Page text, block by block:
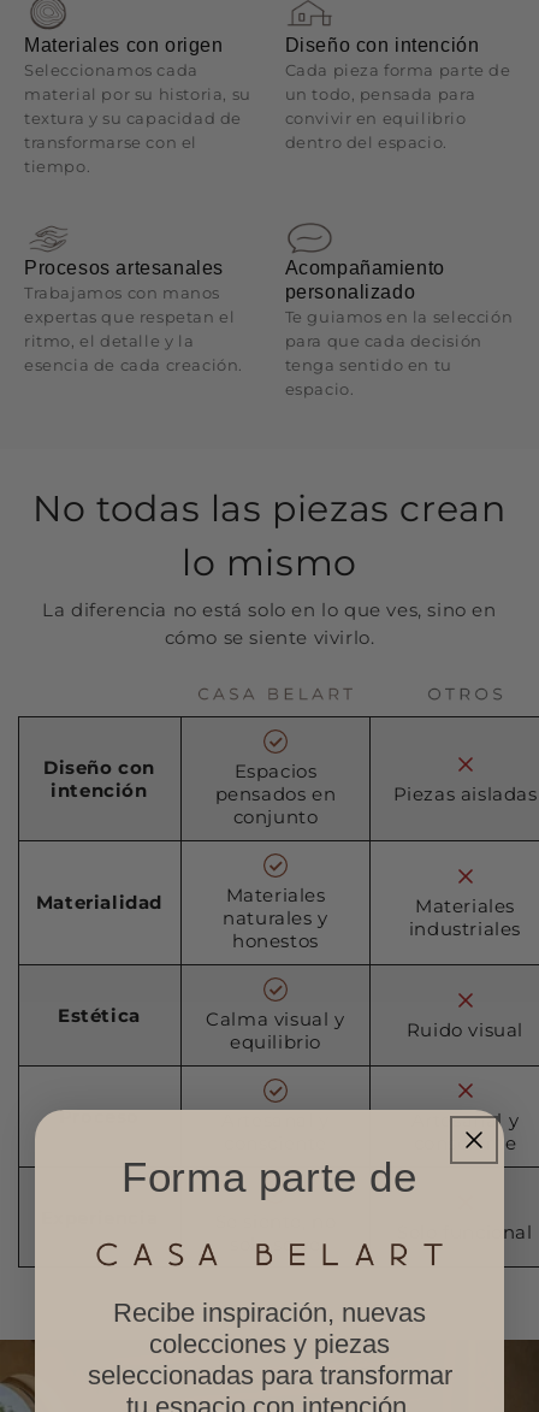
Materiales con origen
Seleccionamos cada
material por su historia, su
textura y su capacidad de
transformarse con el
tiempo.
Diseño con intención
Cada pieza forma parte de
un todo, pensada para
convivir en equilibrio
dentro del espacio.
Procesos artesanales
Trabajamos con manos
expertas que respetan el
ritmo, el detalle y la
esencia de cada creación.
Acompañamiento
personalizado
Te guiamos en la selección
para que cada decisión
tenga sentido en tu
espacio.
No todas las piezas crean
lo mismo
La diferencia no está solo en lo que ves, sino en
cómo se siente vivirlo.
Diseño con
intención
Espacios
pensados en
conjunto
Piezas aisladas
Materialidad
Materiales
naturales y
honestos
Materiales
industriales
Estética
Calma visual y
equilibrio
Ruido visual
Proceso
Artesanal y
consciente
solo se ve
Solo funcional
Forma parte de
Recibe inspiración, nuevas
colecciones y piezas
seleccionadas para transformar